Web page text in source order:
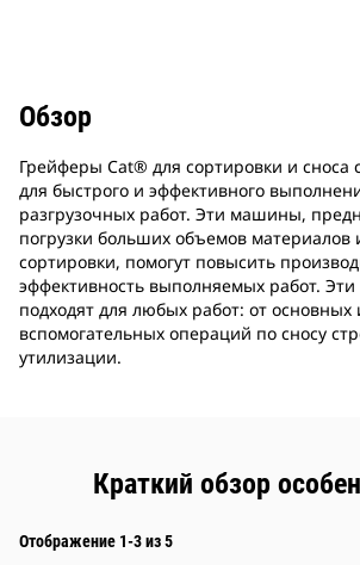
Обзор
Грейферы Cat® для сортировки и сноса
для быстрого и эффективного
разгрузочных работ. Эти машины,
погрузки больших объемов материалов
сортировки, помогут повысить
эффективность выполняемых работ.
подходят для любых работ: от основных
вспомогательных операций по сносу
утилизации.
Краткий обзор
Отображение 1-3 из 5